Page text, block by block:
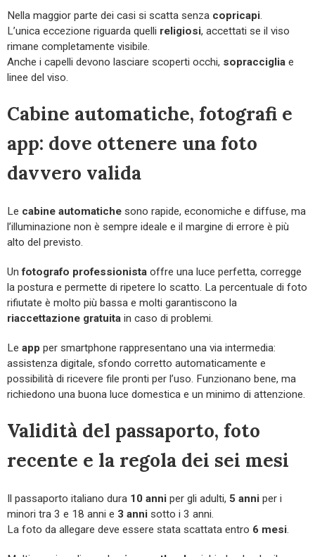
Nella maggior parte dei casi si scatta senza copricapi.
L’unica eccezione riguarda quelli religiosi, accettati se il viso
rimane completamente visibile.
Anche i capelli devono lasciare scoperti occhi, sopracciglia e
linee del viso.
Cabine automatiche, fotografi e
app: dove ottenere una foto
davvero valida
Le cabine automatiche sono rapide, economiche e diffuse, ma
l’illuminazione non è sempre ideale e il margine di errore è più
alto del previsto.
Unfotografo professionista offre una luce perfetta, corregge
la postura e permette di ripetere lo scatto. La percentuale di foto
rifiutate è molto più bassa e molti garantiscono la
riaccettazione gratuita in caso di problemi.
Le app per smartphone rappresentano una via intermedia:
assistenza digitale, sfondo corretto automaticamente e
possibilità di ricevere file pronti per l’uso. Funzionano bene, ma
richiedono una buona luce domestica e un minimo di attenzione.
Validità del passaporto, foto
recente e la regola dei sei mesi
Il passaporto italiano dura 10 anni per gli adulti, 5 anni per i
minori tra 3 e 18 anni e 3 anni sotto i 3 anni.
La foto da allegare deve essere stata scattata entro 6 mesi.